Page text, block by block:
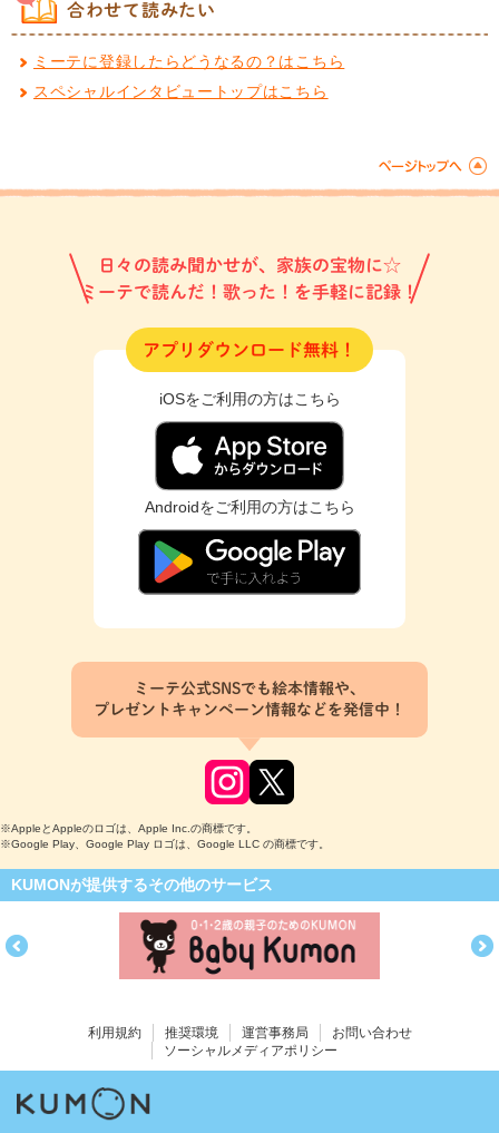
合わせて読みたい
ミーテに登録したらどうなるの？はこちら
スペシャルインタビュートップはこちら
日々の読み聞かせが、家族の宝物に☆
ミーテで読んだ！歌った！を手軽に記録！
アプリダウンロード無料！
iOSをご利用の方はこちら
Androidをご利用の方はこちら
ミーテ公式SNSでも絵本情報や、
プレゼントキャンペーン情報などを発信中！
※AppleとAppleのロゴは、Apple Inc.の商標です。
※Google Play、Google Play ロゴは、Google LLC の商標です。
KUMONが提供するその他のサービス
利用規約 推奨環境 運営事務局
お問い合わせ
ソーシャルメディアポリシー